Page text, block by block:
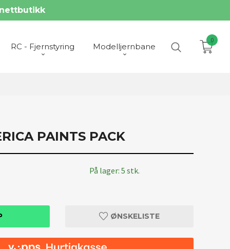
RC - Fjernstyring Modelljernbane
0
PAINTS PACK
På lager: 5 stk.
ØNSKELISTE